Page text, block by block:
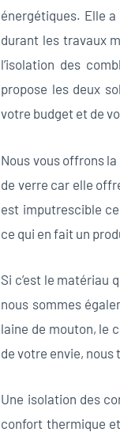
énergétiques. Elle a
durant les travaux
l’isolation des
propose les deux
votre budget et de
Nous vous offrons
de verre car elle
est imputrescible
ce qui en fait un
Si c’est le matériau
nous sommes
laine de mouton, le
de votre envie, nous
Une isolation des
confort thermique